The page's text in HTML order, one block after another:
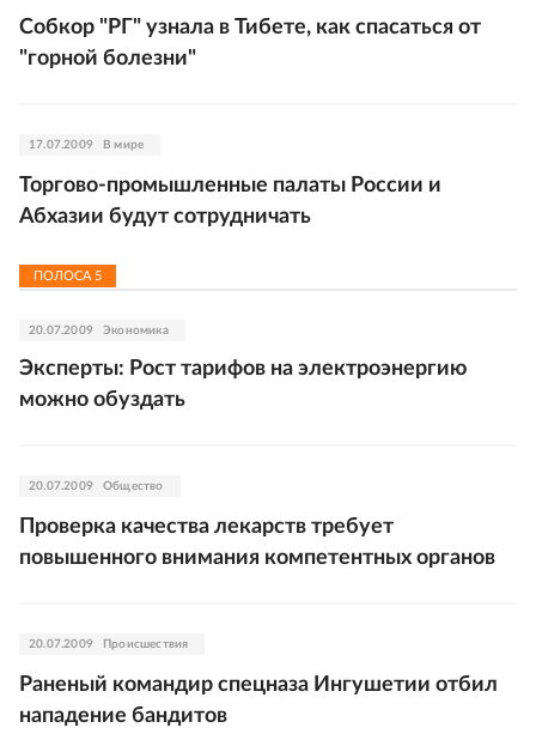
Собкор "РГ" узнала в Тибете, как спасаться от
"горной болезни"
17.07.2009 В мире
Торгово-промышленные палаты России и
Абхазии будут сотрудничать
ПОЛОСА 5
20.07.2009 Экономика
Эксперты: Рост тарифов на электроэнергию
можно обуздать
20.07.2009 Общество
Проверка качества лекарств требует
повышенного внимания компетентных органов
20.07.2009 Происшествия
Раненый командир спецназа Ингушетии отбил
нападение бандитов